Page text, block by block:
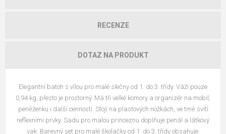
RECENZE
DOTAZ NA PRODUKT
Elegantní batoh s vílou pro malé slečny od 1. do 3. třídy. Váží pouze
0,94 kg, přesto je prostorný. Má tři velké komory a organizér na mobil,
peněženku i další cennosti. Stojí na plastových nožkách, ve tmě svítí
reflexními prvky. Sadu pro malou princeznu doplňuje penál a látkový
vak. Barevný set pro malé školačky od 1. do 3. třídy obsahuje: